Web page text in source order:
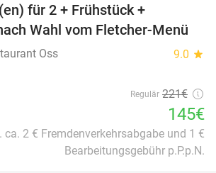
für 2 + Frühstück +
Wahl vom Fletcher-Menü
Oss 9.0 star
Regulär 221€
145€
ca. 2 € Fremdenverkehrsabgabe und 1 €
Bearbeitungsgebühr p.P.p.N.